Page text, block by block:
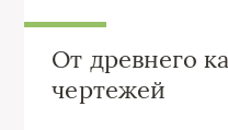
От древнего
чертежей